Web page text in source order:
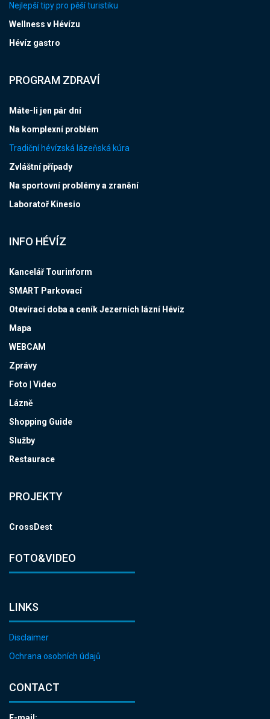
Nejlepší tipy pro pěší turistiku
Wellness v Hévízu
Hévíz gastro
PROGRAM ZDRAVÍ
Máte-li jen pár dní
Na komplexní problém
Tradiční hévízská lázeňská kúra
Zvláštní případy
Na sportovní problémy a zranění
Laboratoř Kinesio
INFO HÉVÍZ
Kancelář Tourinform
SMART Parkovací
Otevírací doba a ceník Jezerních lázní Hévíz
Mapa
WEBCAM
Zprávy
Foto | Video
Lázně
Shopping Guide
Služby
Restaurace
PROJEKTY
CrossDest
FOTO&VIDEO
LINKS
Disclaimer
Ochrana osobních údajů
CONTACT